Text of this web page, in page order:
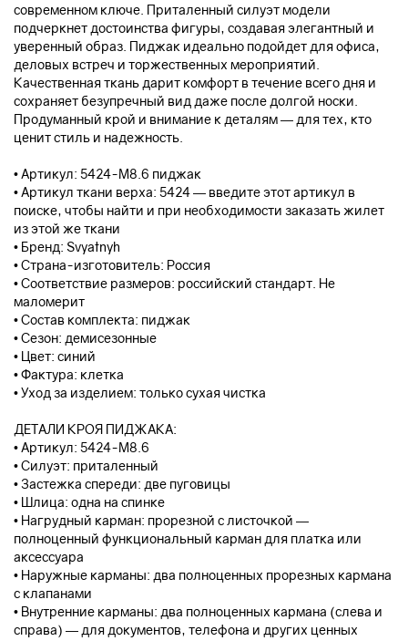
современном ключе. Приталенный силуэт модели
подчеркнет достоинства фигуры, создавая элегантный и
уверенный образ. Пиджак идеально подойдет для офиса,
деловых встреч и торжественных мероприятий.
Качественная ткань дарит комфорт в течение всего дня и
сохраняет безупречный вид даже после долгой носки.
Продуманный крой и внимание к деталям — для тех, кто
ценит стиль и надежность.
• Артикул: 5424-М8.6 пиджак
• Артикул ткани верха: 5424 — введите этот артикул в
поиске, чтобы найти и при необходимости заказать жилет
из этой же ткани
• Бренд: Svyatnyh
• Страна-изготовитель: Россия
• Соответствие размеров: российский стандарт. Не
маломерит
• Состав комплекта: пиджак
• Сезон: демисезонные
• Цвет: синий
• Фактура: клетка
• Уход за изделием: только сухая чистка
ДЕТАЛИ КРОЯ ПИДЖАКА:
• Артикул: 5424-М8.6
• Силуэт: приталенный
• Застежка спереди: две пуговицы
• Шлица: одна на спинке
• Нагрудный карман: прорезной с листочкой —
полноценный функциональный карман для платка или
аксессуара
• Наружные карманы: два полноценных прорезных кармана
с клапанами
• Внутренние карманы: два полноценных кармана (слева и
справа) — для документов, телефона и других ценных